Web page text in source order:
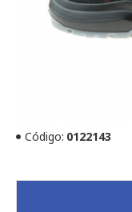
Código: 0122143